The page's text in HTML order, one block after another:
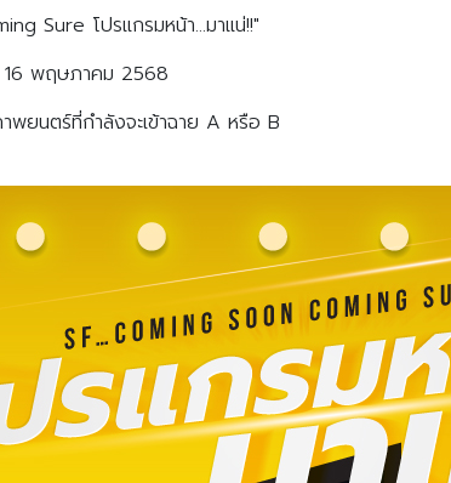
Sure โปรแกรมหน้า...มาแน่!!"
16 พฤษภาคม 2568
พยนตร์ที่กำลังจะเข้าฉาย A หรือ B